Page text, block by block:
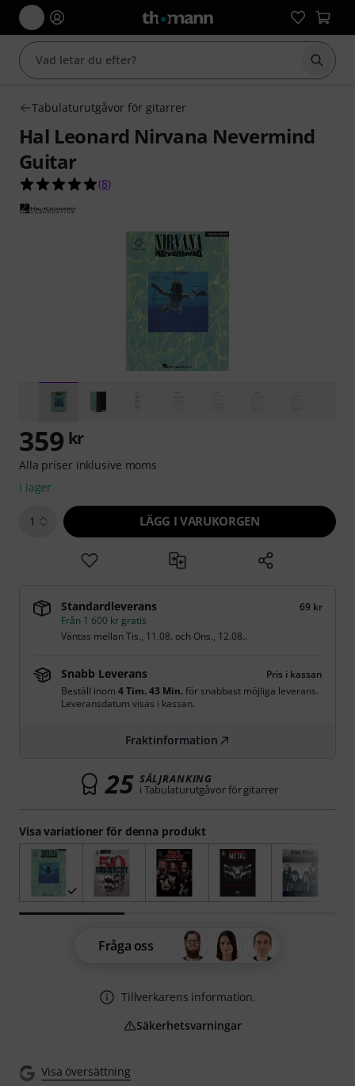
Börja
Tabulaturutgåvor för gitarrer
Hal Leonard Nirvana Nevermind
Guitar
4.9 av 5 stjärnor från 8 kundbetyg
(8)
Visa översättning
Visa variationer för denna produkt
359 kr
Alla priser inklusive moms
i lager
1 LÄGG I VARUKORGEN
Standardleverans
69 kr
Från 1 600 kr gratis
Väntas mellanTis., 11.08. och Ons., 12.08..
Snabb Leverans
Pris i kassan
Beställ inom 4 Tim. 43 Min.för snabbast möjliga leverans.
Leveransdatum visas i kassan.
Fraktinformation
25 SÄLJRANKING
i Tabulaturutgåvor för gitarrer
Fråga oss
Tillverkarens information.
Säkerhetsvarningar